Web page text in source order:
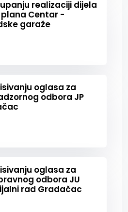
realizaciji dijela
Centar -
garaže
oglasa za
odbora JP
oglasa za
odbora JU
rad Gradačac